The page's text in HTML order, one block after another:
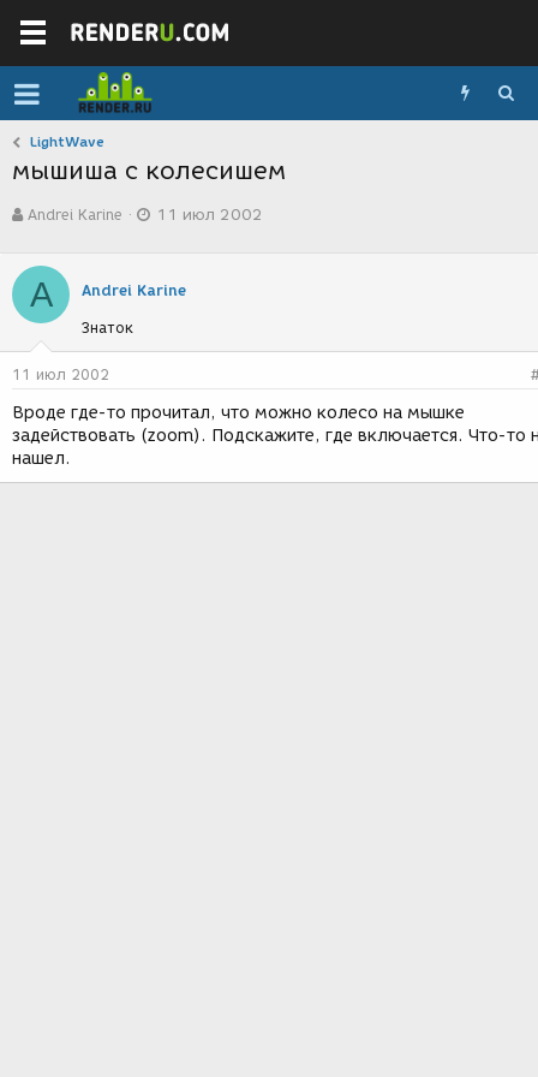
LightWave
мышиша с колесишем
в
о
р
т
е
м
ы
Andrei Karine
а
с
д
и
я
11 июл 2002
A Andrei Karine
Знаток
11 июл 2002
Вроде где-то прочитал, что можно колесо на мышке
задействовать (zoom). Подскажите, где включается. Что-то
нашел.